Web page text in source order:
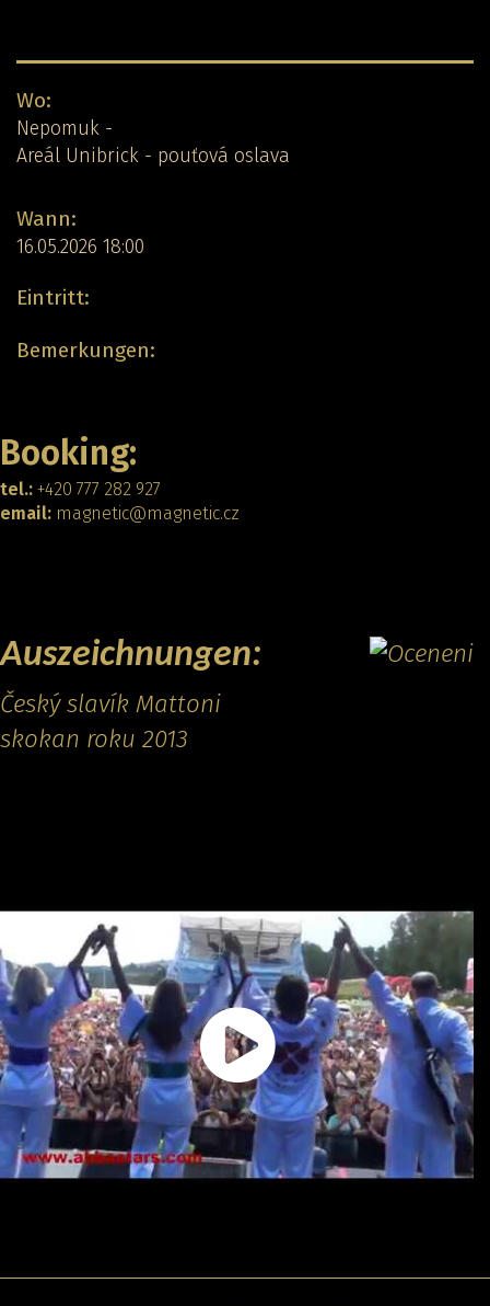
Wo:
Nepomuk -
Areál Unibrick - pouťová oslava
Wann:
16.05.2026 18:00
Eintritt:
Bemerkungen:
Booking:
tel.: +420 777 282 927
email: magnetic@magnetic.cz
Auszeichnungen:
Český slavík Mattoni
skokan roku 2013